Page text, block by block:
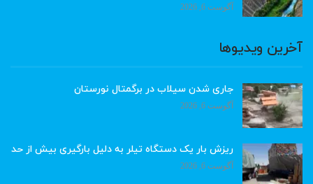
آگوست 6, 2026
آخرین ویدیوها
جاری شدن سیلاب در برگمتال نورستان
آگوست 6, 2026
ریزش بار یک دستگاه تیلر به دلیل بارگیری بیش از حد
آگوست 6, 2026